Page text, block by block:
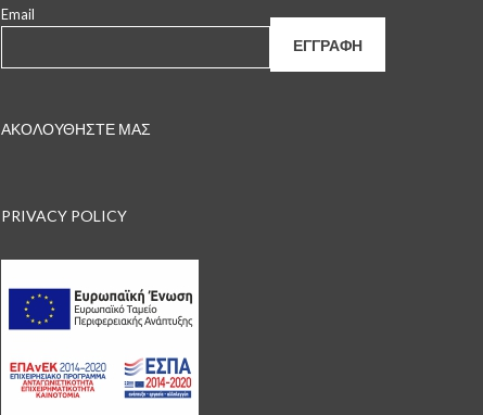
Email
ΑΚΟΛΟΥΘΗΣΤΕ ΜΑΣ
PRIVACY POLICY